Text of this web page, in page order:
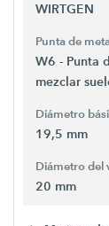
WIRTGEN
Punta de
W6 - Punta
mezclar
Diámetro
19,5 mm
Diámetro del
20 mm